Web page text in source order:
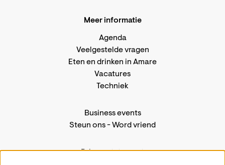
Meer informatie
Agenda
Veelgestelde vragen
Eten en drinken in Amare
Vacatures
Techniek
Business events
Steun ons-Word vriend
Privacystatement